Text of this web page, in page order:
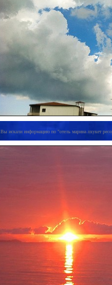
Вы искали информацию по "отель марина пхукет